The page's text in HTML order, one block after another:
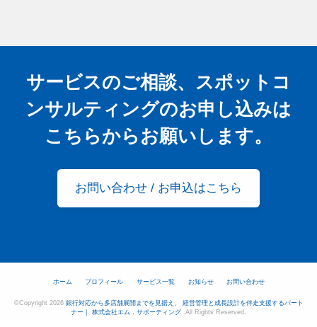
サービスのご相談、スポットコ
ンサルティングのお申し込みは
こちらからお願いします。
お問い合わせ / お申込はこちら
ホーム プロフィール サービス一覧 お知らせ お問い合わせ
©Copyright 2026 銀行対応から多店舗展開までを見据え、 経営管理と成長設計を伴走支援するパート
ナー｜ 株式会社エム．サポーティング .All Rights Reserved.